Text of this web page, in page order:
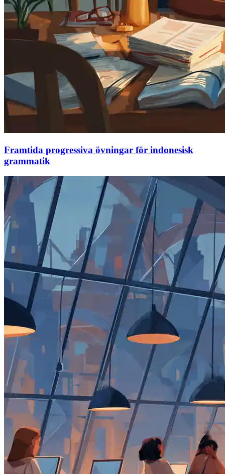
Framtida progressiva övningar för indonesisk
grammatik